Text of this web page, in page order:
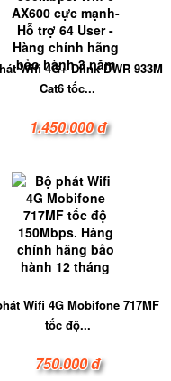
Wifi 4G+ Dlink DWR 933M
Cat6 tốc...
1.450.000 đ
Wifi 4G Mobifone 717MF
tốc độ...
750.000 đ